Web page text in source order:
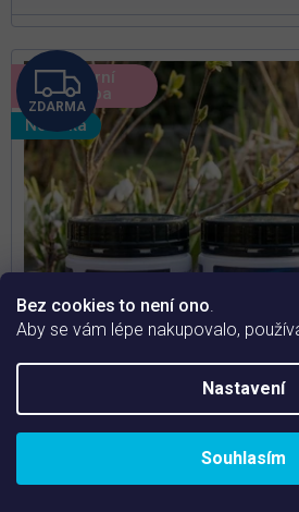
Bez cookies to není ono.
Aby se vám lépe nakupovalo,
Nastavení
Souhlasím
🌸 Jarní
údržba
Novinka
Z
D
A
R
M
A
ZDARMA